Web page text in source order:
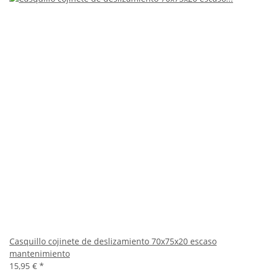
Casquillo cojinete de deslizamiento 70x75x20 escaso
mantenimiento
15,95 € *